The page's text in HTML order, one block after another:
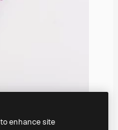
enhance site